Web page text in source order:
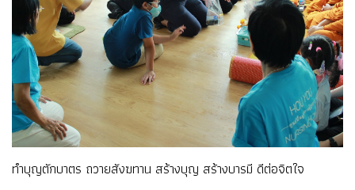
ทำบุญตักบาตร ถวายสังฆทาน สร้างบุญ สร้างบารมี ดีต่อจิตใจ